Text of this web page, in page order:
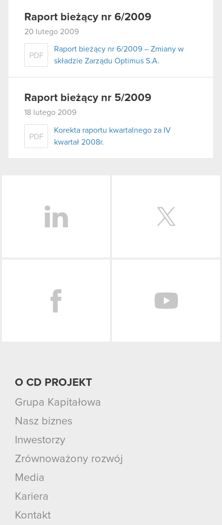
Raport bieżący nr 6/2009
20 lutego 2009
PDF
Raport bieżący nr 6/2009 – Zmiany w
składzie Zarządu Optimus S.A.
Raport bieżący nr 5/2009
18 lutego 2009
PDF
Korekta raportu kwartalnego za IV
kwartał 2008r.
O CD PROJEKT
Grupa Kapitałowa
Nasz biznes
Inwestorzy
Zrównoważony rozwój
Media
Kariera
Kontakt